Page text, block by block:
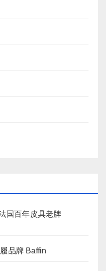
国百年皮具老牌
品牌 Baffin